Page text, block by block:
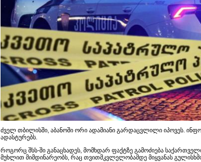
ძველ თბილისში, აბანოში ორი ადამიანი გარდაცვლილი იპოვეს.
ადასტურებს.
როგორც შსს-ში განაცხადეს, მომხდარ ფაქტზე გამოძიება
მუხლით მიმდინარეობს, რაც თვითმკვლელობამდე მიყვანას